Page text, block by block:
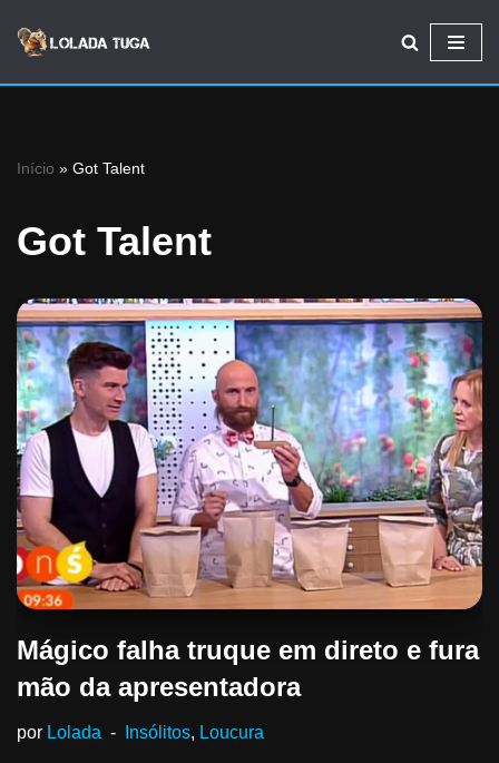
Avançar
Início » Got Talent
Got Talent
Mágico falha truque em direto e fura
mão da apresentadora
por Lolada Insólitos, Loucura